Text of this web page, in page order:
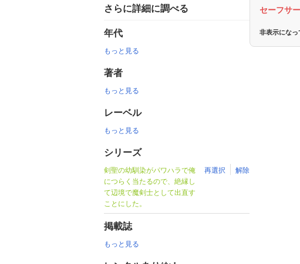
さらに詳細に調べる
年代
もっと見る
著者
もっと見る
レーベル
もっと見る
シリーズ
剣聖の幼馴染がパワハラで俺
につらく当たるので、絶縁し
て辺境で魔剣士として出直す
ことにした。
再選択 解除
掲載誌
もっと見る
セーフサ
非表示にな